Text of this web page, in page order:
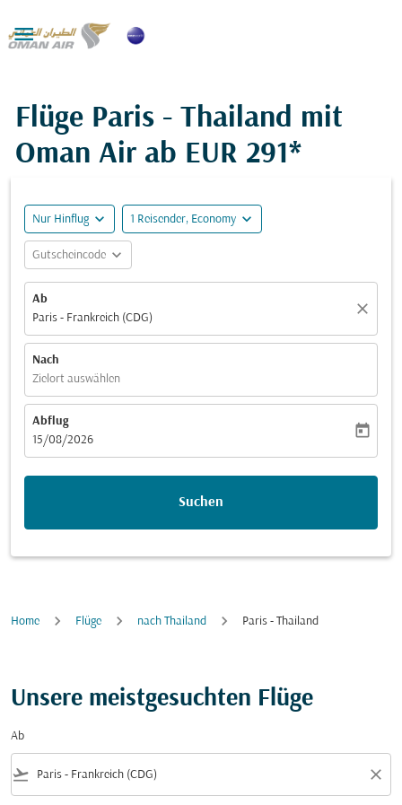

Flüge Paris - Thailand mit
Oman Air ab EUR 291*
Nur Hinflug expand_more 1 Reisender, Economy expand_more
Gutscheincode expand_more
Ab
Paris - Frankreich (CDG)
close
Nach
Zielort auswählen
Abflug
fc-booking-departure-date-aria-label
15/08/2026
today
Suchen
Home Flüge nach Thailand Paris - Thailand
Unsere meistgesuchten Flüge
Ab
flight_takeoff close